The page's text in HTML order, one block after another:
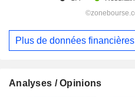
Plus de données financières
Analyses / Opinions